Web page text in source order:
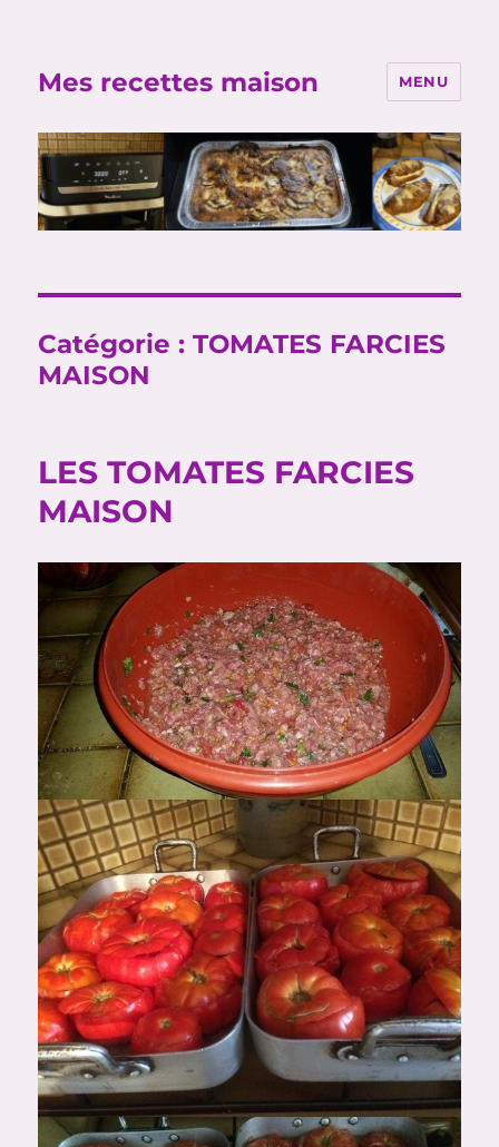
Mes recettes maison MENU
Catégorie :TOMATES FARCIES
MAISON
LES TOMATES FARCIES
MAISON